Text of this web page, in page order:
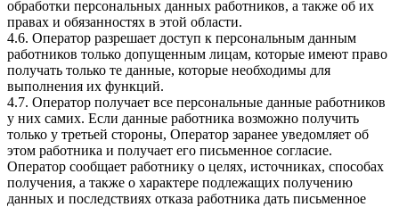
обработки персональных данных работников, а также об их
правах и обязанностях в этой области.
4.6. Оператор разрешает доступ к персональным данным
работников только допущенным лицам, которые имеют право
получать только те данные, которые необходимы для
выполнения их функций.
4.7. Оператор получает все персональные данные работников
у них самих. Если данные работника возможно получить
только у третьей стороны, Оператор заранее уведомляет об
этом работника и получает его письменное согласие.
Оператор сообщает работнику о целях, источниках, способах
получения, а также о характере подлежащих получению
данных и последствиях отказа работника дать письменное